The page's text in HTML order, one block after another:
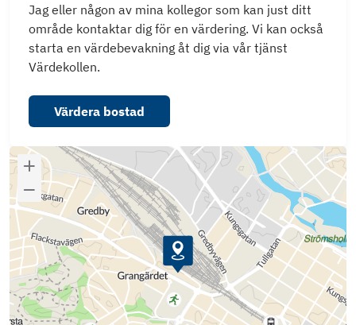
Jag eller någon av mina kollegor som kan just ditt
område kontaktar dig för en värdering. Vi kan också
starta en värdebevakning åt dig via vår tjänst
Värdekollen.
Värdera bostad